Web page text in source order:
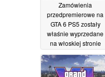
Zamówienia
przedpremierowe na
GTA 6 PS5 zostały
właśnie wyprzedane
na włoskiej stronie
Rockstar nie
powiedział ani słowa